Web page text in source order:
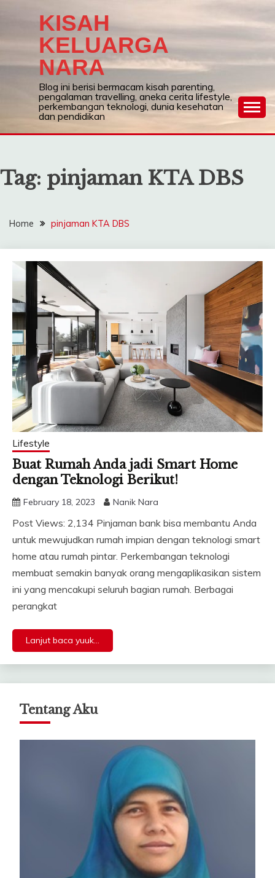
KISAH
KELUARGA
NARA
Blog ini berisi bermacam kisah parenting,
pengalaman travelling, aneka cerita lifestyle,
perkembangan teknologi, dunia kesehatan
dan pendidikan
Tag: pinjaman KTA DBS
Home pinjaman KTA DBS
Lifestyle
Buat Rumah Anda jadi Smart Home
dengan Teknologi Berikut!
February 18, 2023 Nanik Nara
Post Views: 2,134 Pinjaman bank bisa membantu Anda
untuk mewujudkan rumah impian dengan teknologi smart
home atau rumah pintar. Perkembangan teknologi
membuat semakin banyak orang mengaplikasikan sistem
ini yang mencakupi seluruh bagian rumah. Berbagai
perangkat
Lanjut baca yuuk...
Tentang Aku